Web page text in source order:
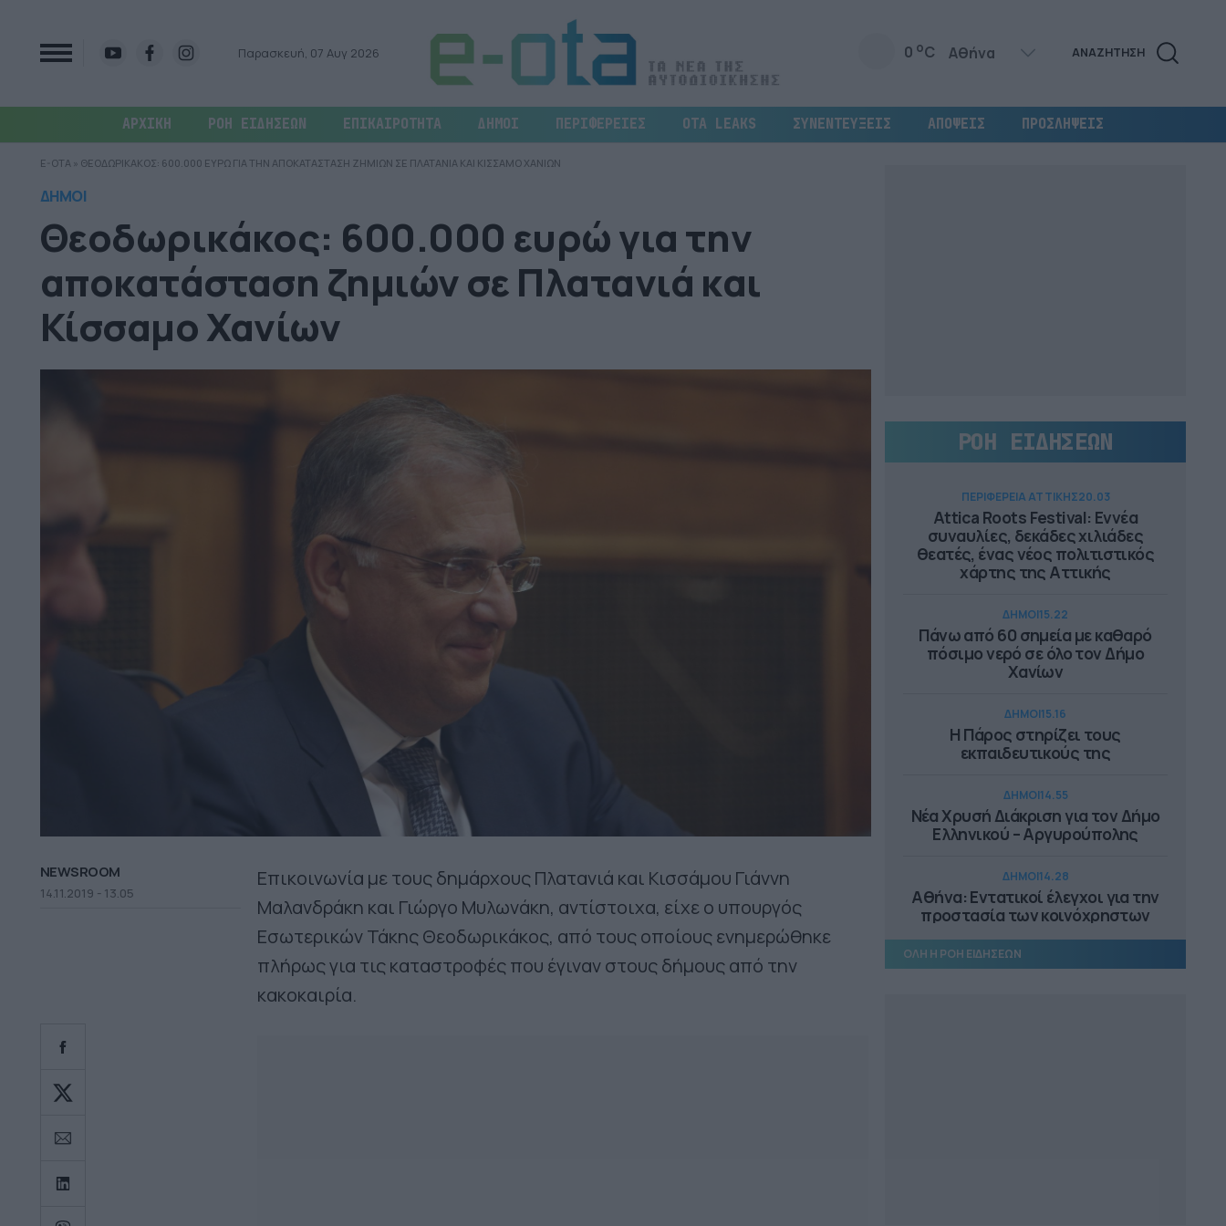
Παρασκευή, 07 Αυγ 2026 0 oC ΑΝΑΖΗΤΗΣΗ
ΑΡΧΙΚΗ ΡΟΗ ΕΙΔΗΣΕΩΝ ΕΠΙΚΑΙΡΟΤΗΤΑ ΔΗΜΟΙ ΠΕΡΙΦΕΡΕΙΕΣ OTA LEAKS ΣΥΝΕΝΤΕΥΞΕΙΣ ΑΠΟΨΕΙΣ ΠΡΟΣΛΗΨΕΙΣ
E-OTA » ΘΕΟΔΩΡΙΚΑΚΟΣ: 600.000 ΕΥΡΩ ΓΙΑ ΤΗΝ ΑΠΟΚΑΤΑΣΤΑΣΗ ΖΗΜΙΩΝ ΣΕ ΠΛΑΤΑΝΙΑ ΚΑΙ ΚΙΣΣΑΜΟ ΧΑΝΙΩΝ
ΔΗΜΟΙ
Θεοδωρικάκος: 600.000 ευρώ για την
αποκατάσταση ζημιών σε Πλατανιά και
Κίσσαμο Χανίων
NEWSROOM
14.11.2019 - 13.05
Επικοινωνία με τους δημάρχους Πλατανιά και Κισσάμου Γιάννη
Μαλανδράκη και Γιώργο Μυλωνάκη, αντίστοιχα, είχε ο υπουργός
Εσωτερικών Τάκης Θεοδωρικάκος, από τους οποίους ενημερώθηκε
πλήρως για τις καταστροφές που έγιναν στους δήμους από την
κακοκαιρία.
ΡΟΗ ΕΙΔΗΣΕΩΝ
ΠΕΡΙΦΕΡΕΙΑ ΑΤΤΙΚΗΣ20.03
Attica Roots Festival: Εννέα
συναυλίες, δεκάδες χιλιάδες
θεατές, ένας νέος πολιτιστικός
χάρτης της Αττικής
ΔΗΜΟΙ15.22
Πάνω από 60 σημεία με καθαρό
πόσιμο νερό σε όλο τον Δήμο
Χανίων
ΔΗΜΟΙ15.16
Η Πάρος στηρίζει τους
εκπαιδευτικούς της
ΔΗΜΟΙ14.55
Νέα Χρυσή Διάκριση για τον Δήμο
Ελληνικού – Αργυρούπολης
ΔΗΜΟΙ14.28
Αθήνα: Εντατικοί έλεγχοι για την
προστασία των κοινόχρηστων
ΟΛΗ Η ΡΟΗ ΕΙΔΗΣΕΩΝ